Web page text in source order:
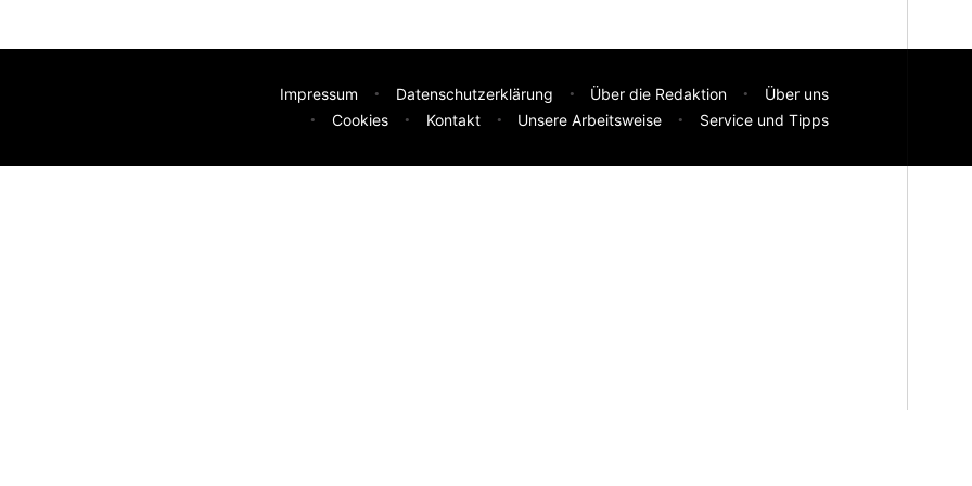
Impressum Datenschutzerklärung Über die Redaktion
Über uns
Cookies
Kontakt Unsere Arbeitsweise Service und Tipps